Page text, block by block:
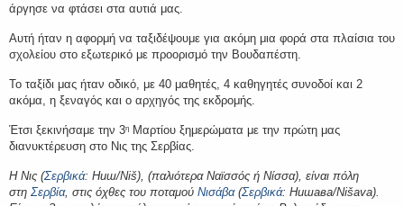
άργησε να φτάσει στα αυτιά μας.
Αυτή ήταν η αφορμή να ταξιδέψουμε για ακόμη μια φορά στα πλαίσια του
σχολείου στο εξωτερικό με προορισμό την Βουδαπέστη.
Το ταξίδι μας ήταν οδικό, με 40 μαθητές, 4 καθηγητές συνοδοί και 2
ακόμα, η ξεναγός και ο αρχηγός της εκδρομής.
Έτσι ξεκινήσαμε την 3η
Μαρτίου ξημερώματα με την πρώτη μας
διανυκτέρευση στο Νις της Σερβίας.
Η Νις (Σερβικά: Ниш/Niš), (παλιότερα Ναϊσσός ή Νίσσα), είναι πόλη
στη Σερβία, στις όχθες του ποταμού Νισάβα(Σερβικά: Нишава/Nišava).